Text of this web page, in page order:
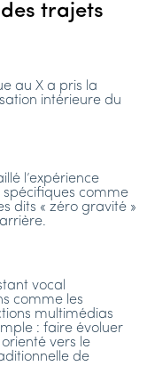
trajets
au X a pris la
intérieure du
l’expérience
comme
dits « zéro gravité »
vocal
comme les
multimédias
: faire évoluer
vers le
de